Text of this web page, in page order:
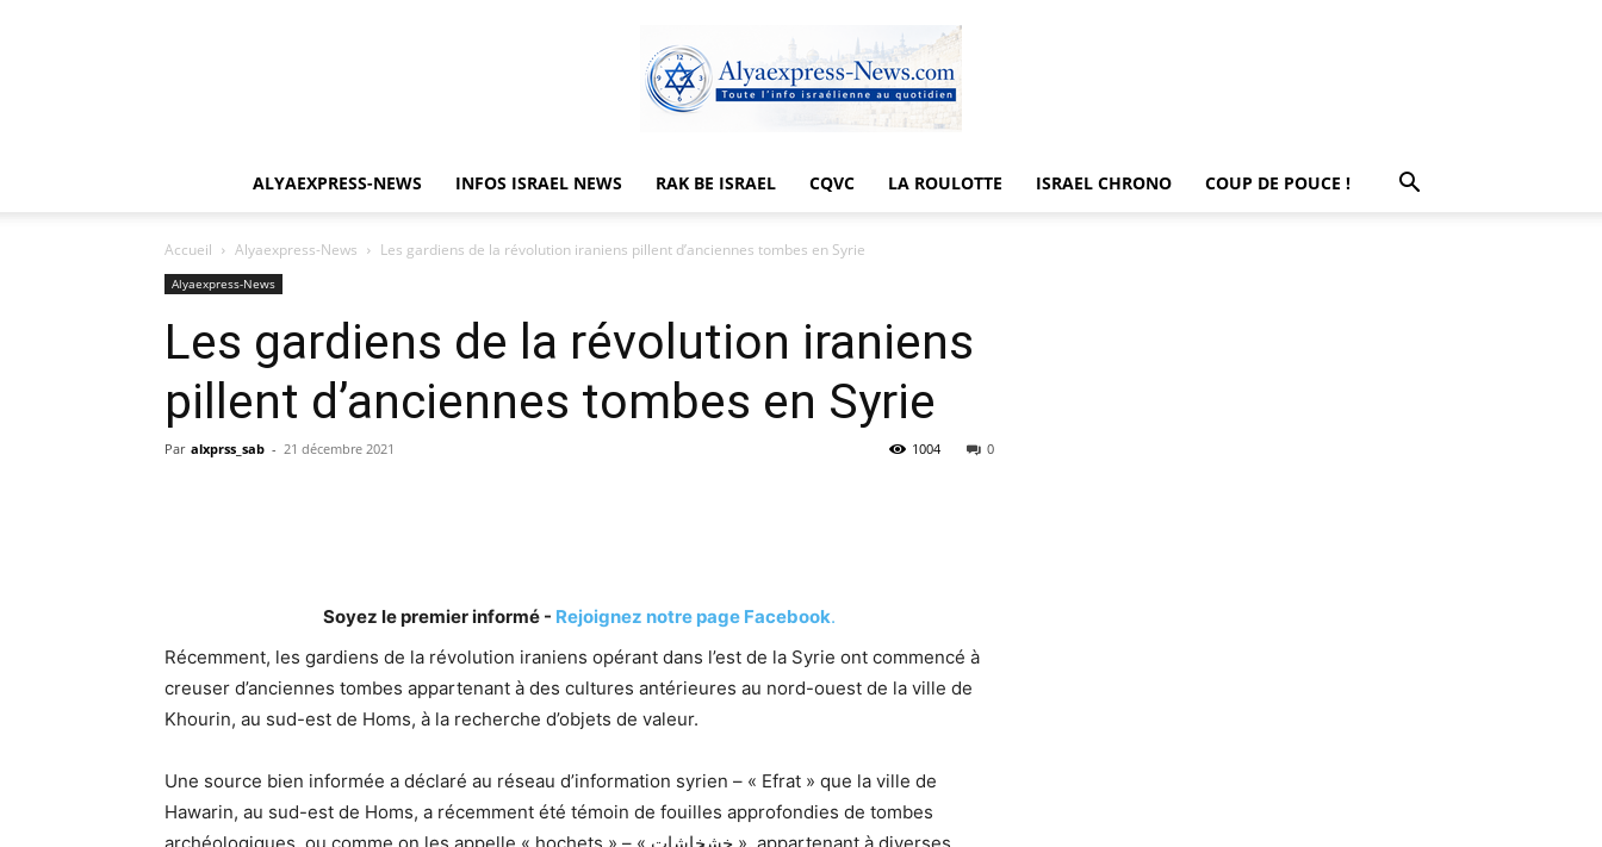
News
ALYAEXPRESS-NEWS INFOS ISRAEL NEWS RAK BE ISRAEL CQVC LA ROULOTTE ISRAEL CHRONO COUP DE POUCE !
Accueil Alyaexpress-News Les gardiens de la révolution iraniens pillent d’anciennes tombes en Syrie
Alyaexpress-News
Les gardiens de la révolution iraniens
pillent d’anciennes tombes en Syrie
Par alxprss_sab - 21 décembre 2021 0
1004
Soyez le premier informé - Rejoignez notre page Facebook.
Récemment, les gardiens de la révolution iraniens opérant dans l’est de la Syrie ont commencé à
creuser d’anciennes tombes appartenant à des cultures antérieures au nord-ouest de la ville de
Khourin, au sud-est de Homs, à la recherche d’objets de valeur.
Une source bien informée a déclaré au réseau d’information syrien – « Efrat » que la ville de
Hawarin, au sud-est de Homs, a récemment été témoin de fouilles approfondies de tombes